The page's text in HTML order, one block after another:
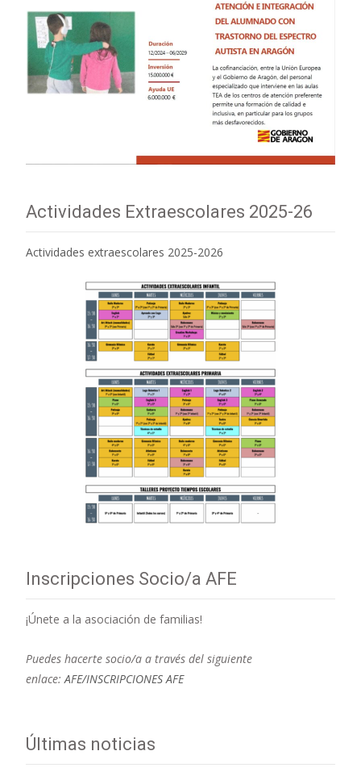
Actividades Extraescolares 2025-26
Actividades extraescolares 2025-2026
Inscripciones Socio/a AFE
¡Únete a la asociación de familias!
Puedes hacerte socio/a a través del siguiente
enlace: AFE/INSCRIPCIONES AFE
Últimas noticias